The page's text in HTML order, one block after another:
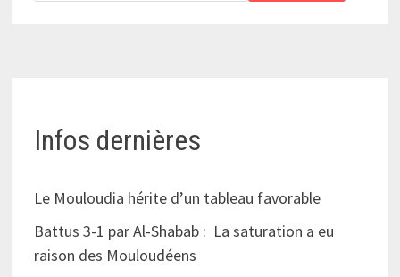
Infos dernières
Le Mouloudia hérite d’un tableau favorable
Battus 3-1 par Al-Shabab : La saturation a eu
raison des Mouloudéens